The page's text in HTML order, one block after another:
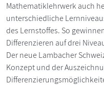
Mathematiklehrwerk auch
unterschiedliche
des Lernstoffes. So
Differenzieren auf drei
Der neue Lambacher
Konzept und der